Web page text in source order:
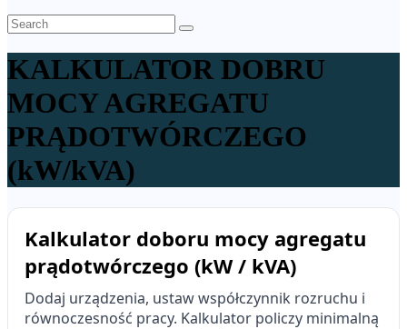
KALKULATOR DOBRU
MOCY AGREGATU
PRĄDOTWÓRCZEGO
(kW/kVA)
Kalkulator doboru mocy agregatu
prądotwórczego (kW / kVA)
Dodaj urządzenia, ustaw współczynnik rozruchu i
równoczesność pracy. Kalkulator policzy minimalną